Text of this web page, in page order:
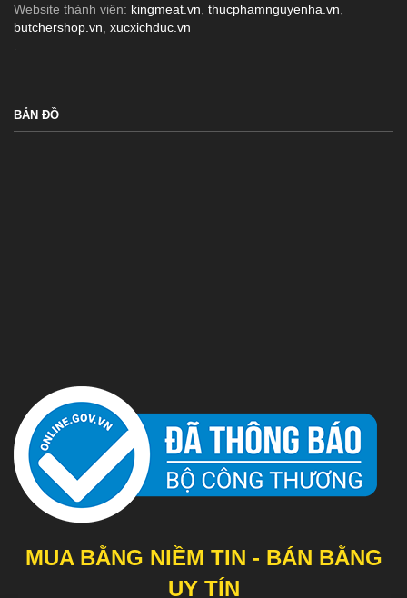
Website thành viên: kingmeat.vn thucphamnguyenha.vn
butchershop.vn xucxichduc.vn
BẢN ĐỒ
MUA BẰNG NIỀM TIN - BÁN BẰNG
UY TÍN